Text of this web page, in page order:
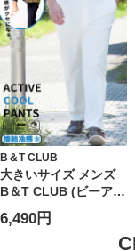
ーシック 春 夏
PLM61503
B＆T CLUB
大きいサイズ メンズ
B＆T CLUB (ビーアン
ドティークラブ)
COOL ストレッチ 無
6,490円